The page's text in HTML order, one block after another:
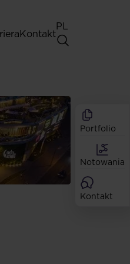
Kontakt
PL
Portfolio
Notowania
Kontakt